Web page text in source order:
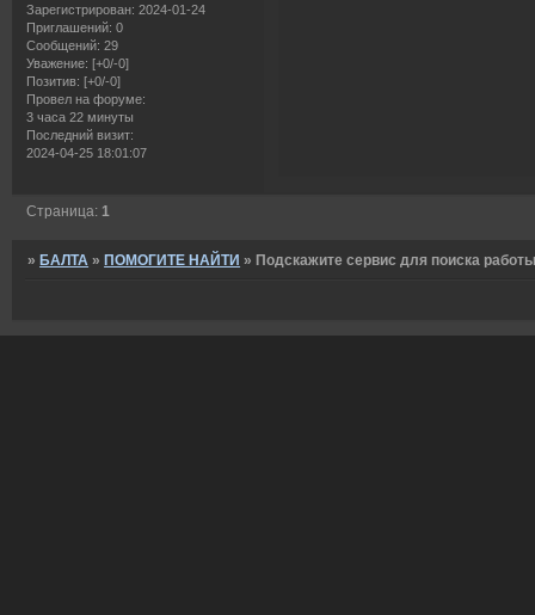
Зарегистрирован: 2024-01-24
Приглашений: 0
Сообщений: 29
Уважение: [+0/-0]
Позитив: [+0/-0]
Провел на форуме:
3 часа 22 минуты
Последний визит:
2024-04-25 18:01:07
Страница: 1
» БАЛТА » ПОМОГИТЕ НАЙТИ » Подскажите сервис для поиска